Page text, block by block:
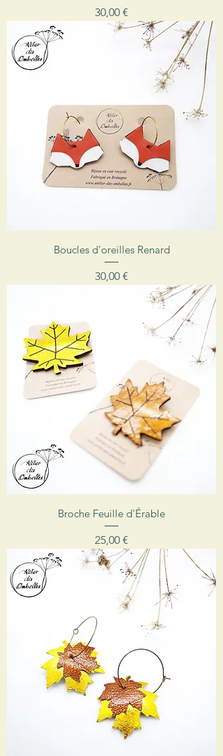
Prix
30,00 €
Boucles d'oreilles Renard
Prix
30,00 €
Broche Feuille d'Érable
Prix
25,00 €